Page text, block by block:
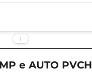
e AUTO PVCH